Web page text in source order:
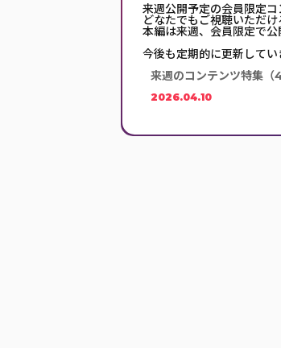
来週公開予定の会員限定
どなたでもご視聴いただけ
本編は来週、会員限定で公
今後も定期的に更新して
来週のコンテンツ特集（
2026.04.10